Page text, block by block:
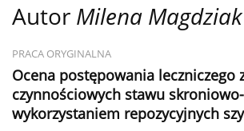
Autor Milena Magdziak
PRACA ORYGINALNA
Ocena postępowania leczniczego
czynnościowych stawu
wykorzystaniem repozycyjnych